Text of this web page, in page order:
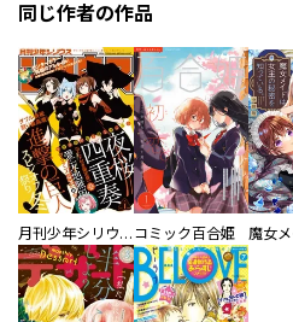
同じ作者の作品
月刊少年シリウス コミック百合姫